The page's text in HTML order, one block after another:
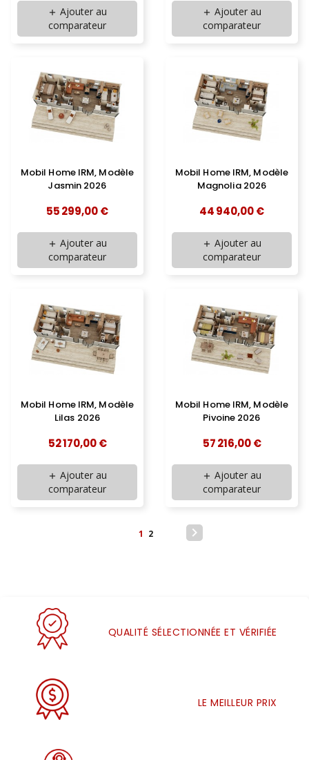
add Ajouter au
comparateur
add Ajouter au
comparateur
Mobil Home IRM, Modèle
Jasmin 2026
55 299,00 €
add Ajouter au
comparateur
Mobil Home IRM, Modèle
Magnolia 2026
44 940,00 €
add Ajouter au
comparateur
Mobil Home IRM, Modèle
Lilas 2026
52 170,00 €
add Ajouter au
comparateur
Mobil Home IRM, Modèle
Pivoine 2026
57 216,00 €
add Ajouter au
comparateur
1 2 
QUALITÉ SÉLECTIONNÉE ET VÉRIFIÉE
LE MEILLEUR PRIX